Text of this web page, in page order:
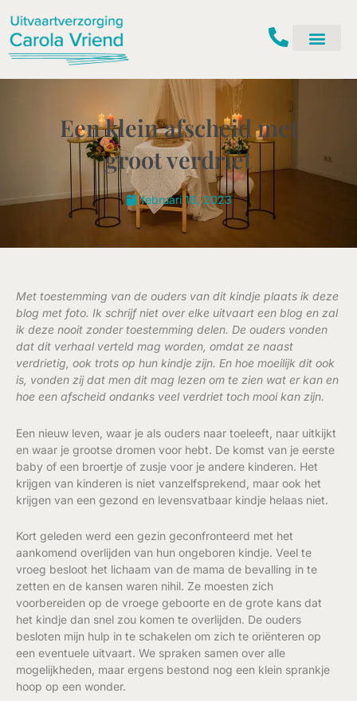
naar
de
inhoud
Een klein afscheid met
groot verdriet
februari 18, 2023
Met toestemming van de ouders van dit kindje plaats ik deze
blog met foto. Ik schrijf niet over elke uitvaart een blog en zal
ik deze nooit zonder toestemming delen. De ouders vonden
dat dit verhaal verteld mag worden, omdat ze naast
verdrietig, ook trots op hun kindje zijn. En hoe moeilijk dit ook
is, vonden zij dat men dit mag lezen om te zien wat er kan en
hoe een afscheid ondanks veel verdriet toch mooi kan zijn.
Een nieuw leven, waar je als ouders naar toeleeft, naar uitkijkt
en waar je grootse dromen voor hebt. De komst van je eerste
baby of een broertje of zusje voor je andere kinderen. Het
krijgen van kinderen is niet vanzelfsprekend, maar ook het
krijgen van een gezond en levensvatbaar kindje helaas niet.
Kort geleden werd een gezin geconfronteerd met het
aankomend overlijden van hun ongeboren kindje. Veel te
vroeg besloot het lichaam van de mama de bevalling in te
zetten en de kansen waren nihil. Ze moesten zich
voorbereiden op de vroege geboorte en de grote kans dat
het kindje dan snel zou komen te overlijden. De ouders
besloten mijn hulp in te schakelen om zich te oriënteren op
een eventuele uitvaart. We spraken samen over alle
mogelijkheden, maar ergens bestond nog een klein sprankje
hoop op een wonder.